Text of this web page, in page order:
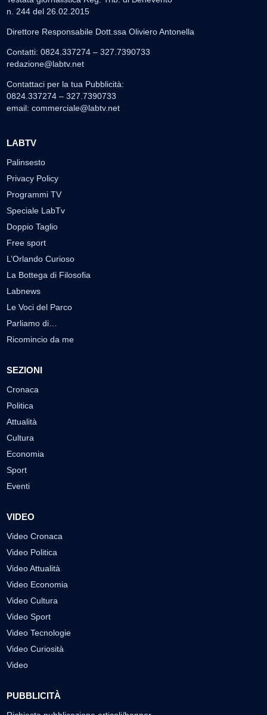
n. 244 del 26.02.2015
Direttore Responsabile Dott.ssa Oliviero Antonella
Contatti: 0824.337274 – 327.7390733
redazione@labtv.net
Contattaci per la tua Pubblicità:
0824.337274 – 327.7390733
email: commerciale@labtv.net
LABTV
Palinsesto
Privacy Policy
Programmi TV
Speciale LabTv
Doppio Taglio
Free sport
L’Orlando Curioso
La Bottega di Filosofia
Labnews
Le Voci del Parco
Parliamo di…
Ricomincio da me
SEZIONI
Cronaca
Politica
Attualità
Cultura
Economia
Sport
Eventi
VIDEO
Video Cronaca
Video Politica
Video Attualità
Video Economia
Video Cultura
Video Sport
Video Tecnologie
Video Curiosità
Video
PUBBLICITÀ